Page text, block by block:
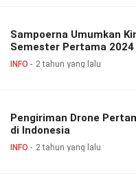
Sampoerna Umumkan
Semester Pertama 2024
INFO 2 tahun yang lalu
Pengiriman Drone
di Indonesia
INFO 2 tahun yang lalu